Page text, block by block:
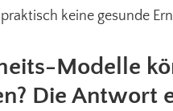
keine gesunde
Modelle
Die Antwort